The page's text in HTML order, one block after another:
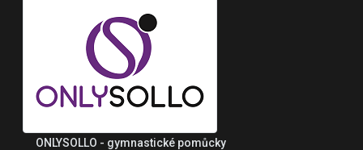
ONLYSOLLO - gymnastické pomůcky